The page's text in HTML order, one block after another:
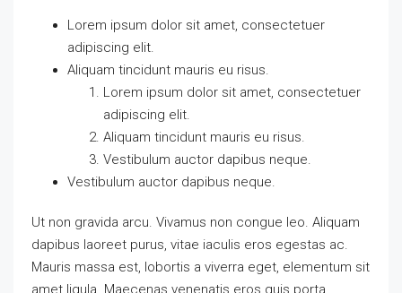
Lorem ipsum dolor sit amet, consectetuer
adipiscing elit.
Aliquam tincidunt mauris eu risus.
Lorem ipsum dolor sit amet, consectetuer
adipiscing elit.
Aliquam tincidunt mauris eu risus.
Vestibulum auctor dapibus neque.
Vestibulum auctor dapibus neque.
Ut non gravida arcu. Vivamus non congue leo. Aliquam
dapibus laoreet purus, vitae iaculis eros egestas ac.
Mauris massa est, lobortis a viverra eget, elementum sit
amet ligula. Maecenas venenatis eros quis porta